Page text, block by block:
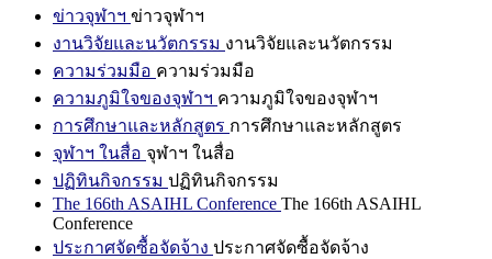
ข่าวจุฬาฯ ข่าวจุฬาฯ
งานวิจัยและนวัตกรรม งานวิจัยและนวัตกรรม
ความร่วมมือ ความร่วมมือ
ความภูมิใจของจุฬาฯ ความภูมิใจของจุฬาฯ
การศึกษาและหลักสูตร การศึกษาและหลักสูตร
จุฬาฯ ในสื่อ จุฬาฯ ในสื่อ
ปฏิทินกิจกรรม ปฏิทินกิจกรรม
The 166th ASAIHL Conference The 166th ASAIHL
Conference
ประกาศจัดซื้อจัดจ้าง ประกาศจัดซื้อจัดจ้าง